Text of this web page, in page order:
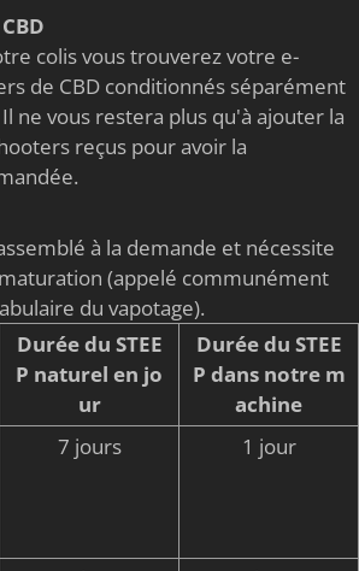
colis vous trouverez votre e-
de CBD conditionnés séparément
ne vous restera plus qu'à ajouter la
reçus pour avoir la
à la demande et nécessite
(appelé communément
du vapotage).
Durée du STEE
P naturel en jo
ur
Durée du STEE
P dans notre m
achine
7 jours 1 jour